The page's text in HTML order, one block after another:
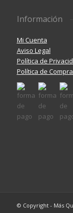
Información
Mi Cuenta
Aviso Legal
Política de
Política de
© Copyright - Más